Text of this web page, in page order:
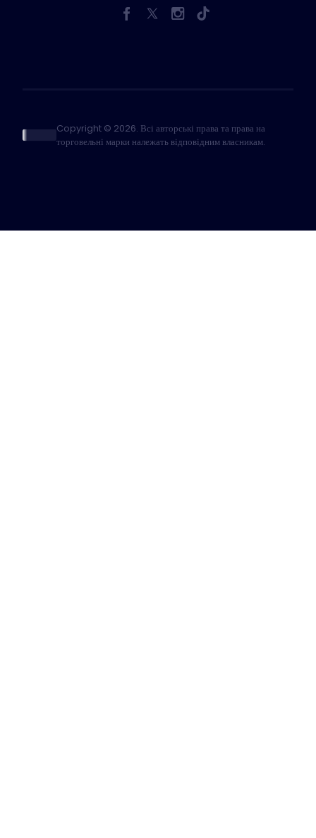
Copyright © 2026. Всі авторські права та права на
торговельні марки належать відповідним власникам.